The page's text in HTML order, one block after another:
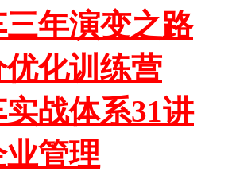
年演变之路
优化训练营
战体系31讲
管理